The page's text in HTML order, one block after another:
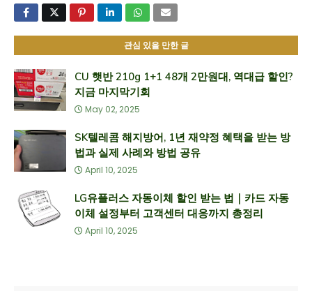
관심 있을 만한 글
CU 햇반 210g 1+1 48개 2만원대, 역대급 할인?
지금 마지막기회
May 02, 2025
SK텔레콤 해지방어, 1년 재약정 혜택을 받는 방
법과 실제 사례와 방법 공유
April 10, 2025
LG유플러스 자동이체 할인 받는 법｜카드 자동
이체 설정부터 고객센터 대응까지 총정리
April 10, 2025